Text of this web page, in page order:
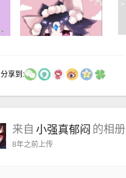
>
分享到:
来自 小强真郁闷 的相册
8年之前上传